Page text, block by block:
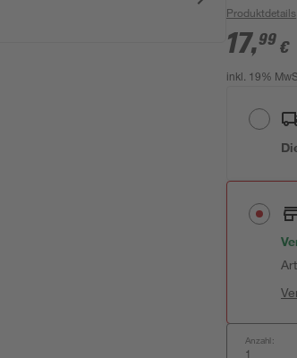
Produktdetails
17,99 €
inkl. 19%
Anzahl: